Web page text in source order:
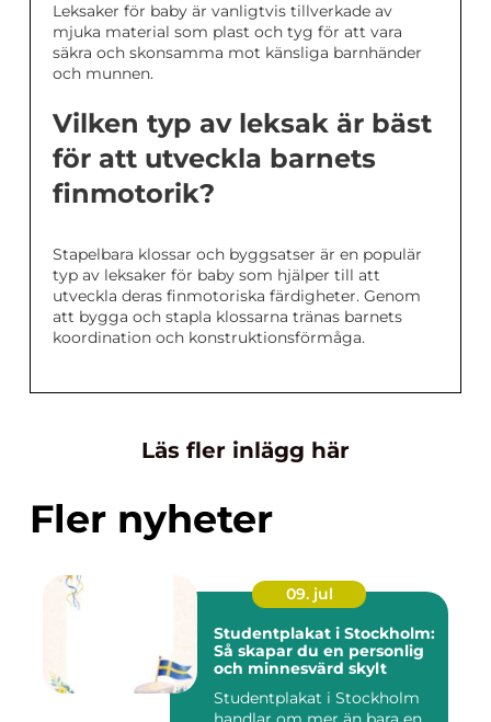
Leksaker för baby är vanligtvis tillverkade av
mjuka material som plast och tyg för att vara
säkra och skonsamma mot känsliga barnhänder
och munnen.
Vilken typ av leksak är bäst
för att utveckla barnets
finmotorik?
Stapelbara klossar och byggsatser är en populär
typ av leksaker för baby som hjälper till att
utveckla deras finmotoriska färdigheter. Genom
att bygga och stapla klossarna tränas barnets
koordination och konstruktionsförmåga.
Läs fler inlägg här
Fler nyheter
09. jul
Studentplakat i Stockholm:
Så skapar du en personlig
och minnesvärd skylt
Studentplakat i Stockholm